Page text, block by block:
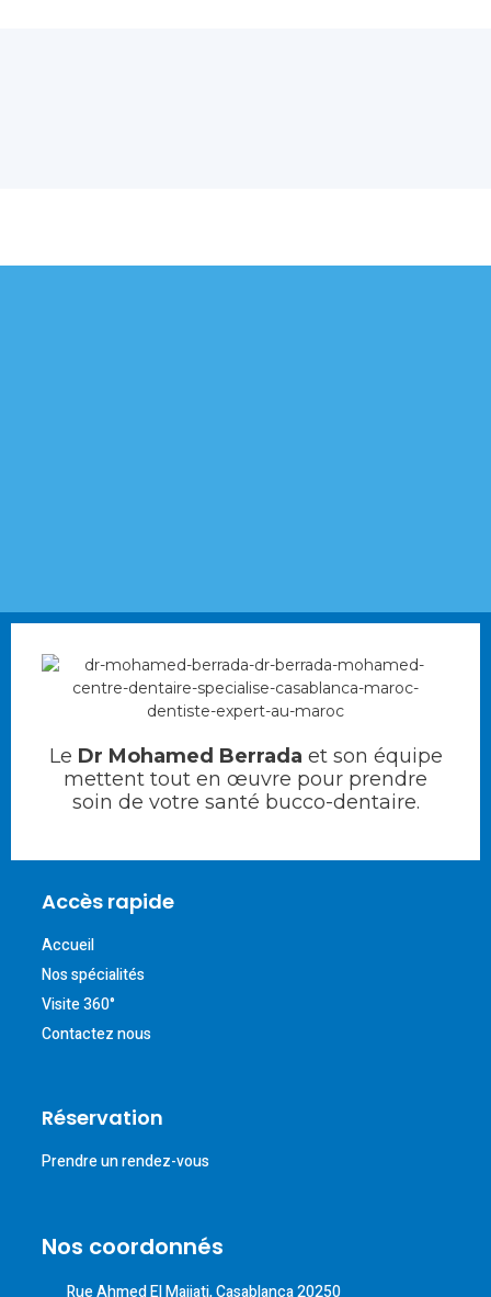
Le Dr Mohamed Berrada et son équipe
mettent tout en œuvre pour prendre
soin de votre santé bucco-dentaire.
Accès rapide
Accueil
Nos spécialités
Visite 360°
Contactez nous
Réservation
Prendre un rendez-vous
Nos coordonnés
Rue Ahmed El Majjati, Casablanca 20250